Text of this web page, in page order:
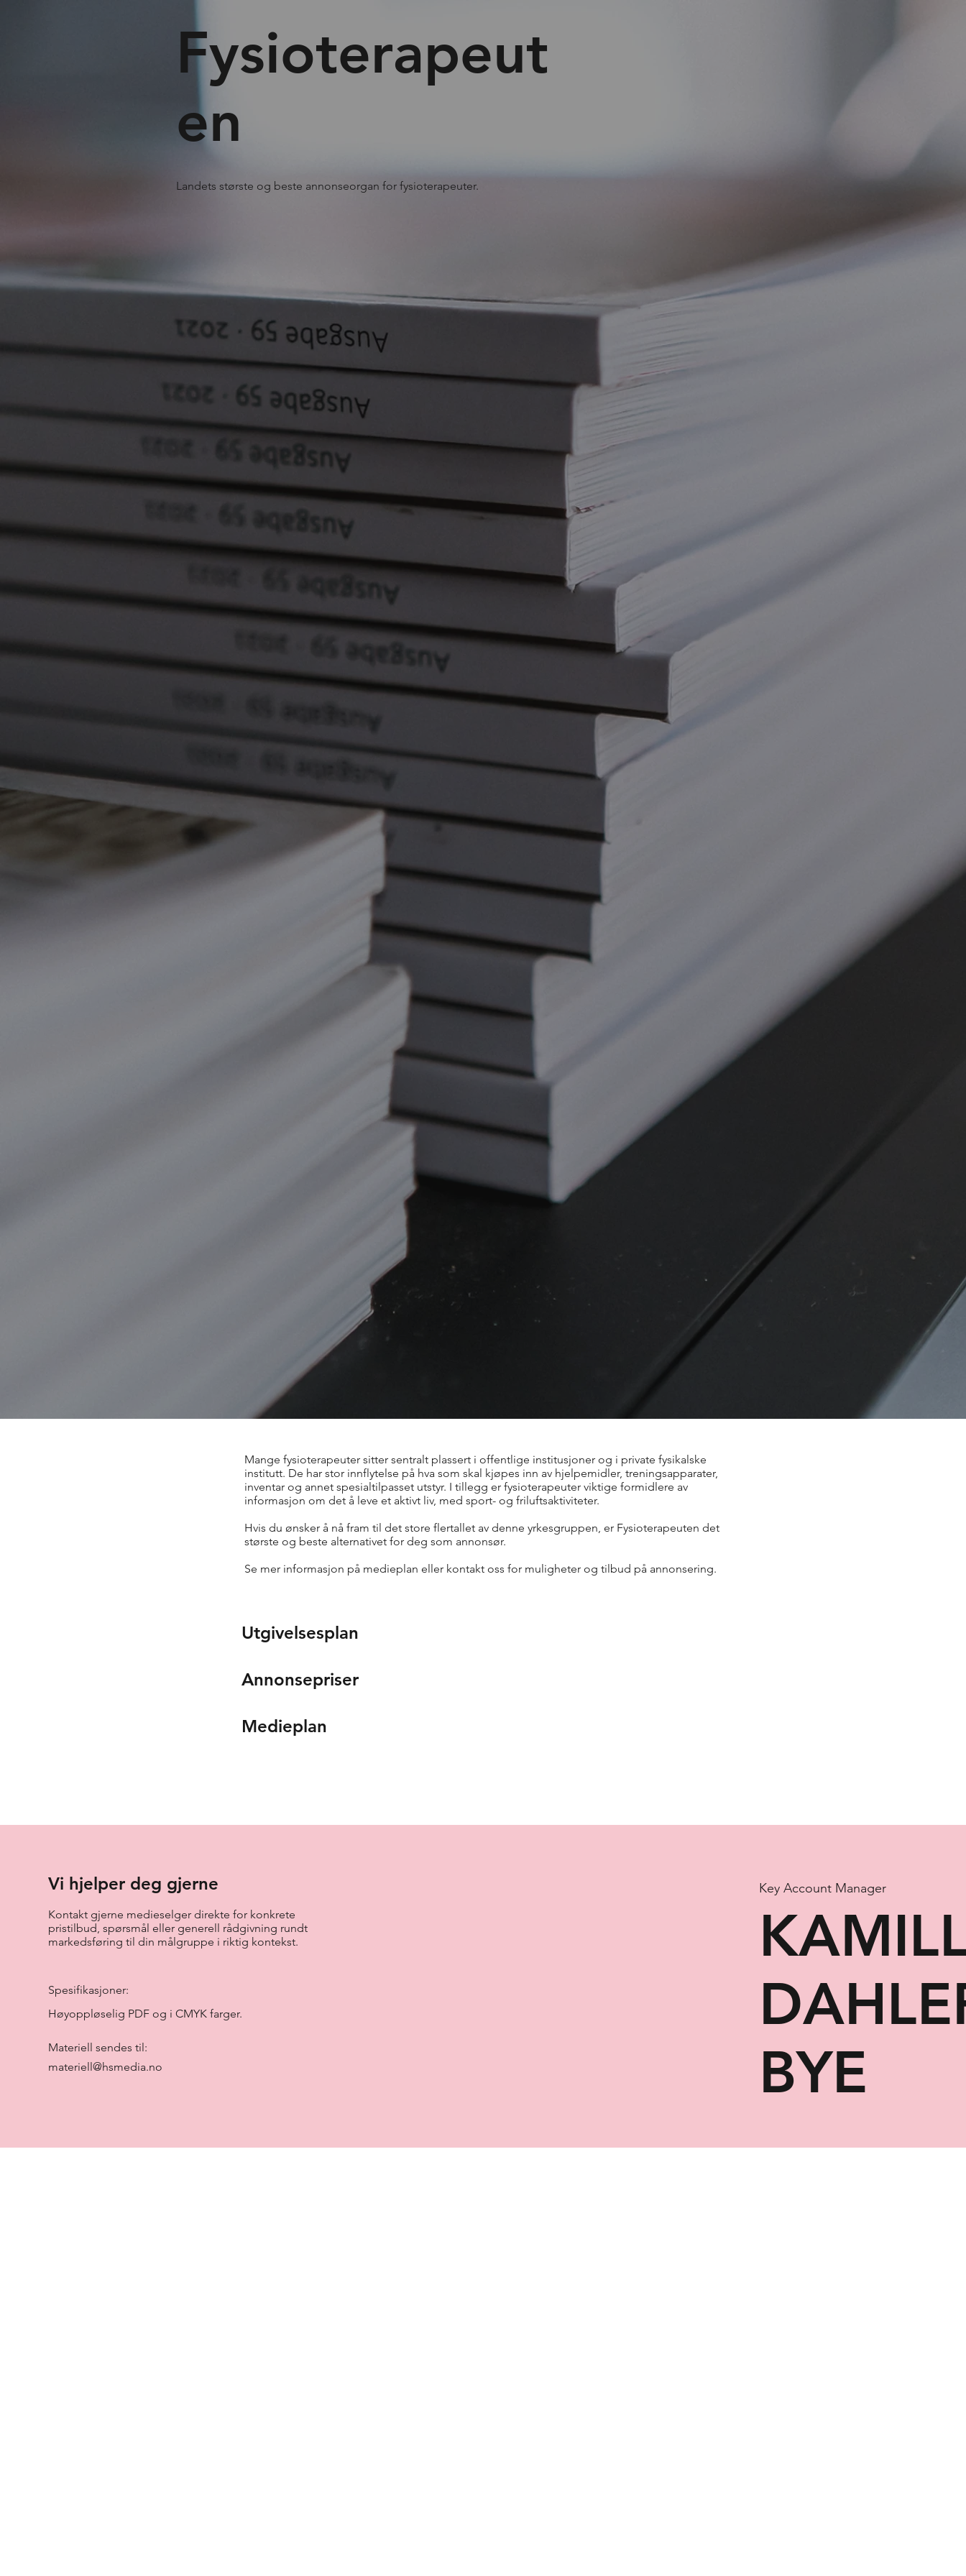
Key Account Manager
BYE
Vi hjelper deg gjerne
Kontakt gjerne medieselger direkte for konkrete
pristilbud, spørsmål eller generell rådgivning rundt
markedsføring til din målgruppe i riktig kontekst.
Spesifikasjoner:
Høyoppløselig PDF og i CMYK farger.
Materiell sendes til:
materiell@hsmedia.no
Fysioterapeut
en
Landets største og beste annonseorgan for fysioterapeuter.
Mange fysioterapeuter sitter sentralt plassert i offentlige institusjoner og i private fysikalske
institutt. De har stor innflytelse på hva som skal kjøpes inn av hjelpemidler, treningsapparater,
inventar og annet spesialtilpasset utstyr. I tillegg er fysioterapeuter viktige formidlere av
informasjon om det å leve et aktivt liv, med sport- og friluftsaktiviteter.
Hvis du ønsker å nå fram til det store flertallet av denne yrkesgruppen, er Fysioterapeuten det
største og beste alternativet for deg som annonsør.
Se mer informasjon på medieplan eller kontakt oss for muligheter og tilbud på annonsering.
Utgivelsesplan
Annonsepriser
Medieplan